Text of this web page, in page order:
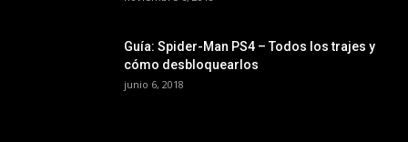
Guía: Spider-Man PS4 – Todos los trajes y
cómo desbloquearlos
junio 6, 2018